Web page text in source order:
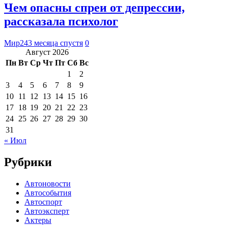
Чем опасны спреи от депрессии,
рассказала психолог
Мир243 месяца спустя 0
Август 2026
Пн Вт Ср Чт Пт Сб Вс
1
2
3
4 5 6 7 8
9
10 11 12 13 14 15 16
17 18 19 20 21 22 23
24 25 26 27 28 29 30
31
« Июл
Рубрики
Автоновости
Автособытия
Автоспорт
Автоэксперт
Актеры